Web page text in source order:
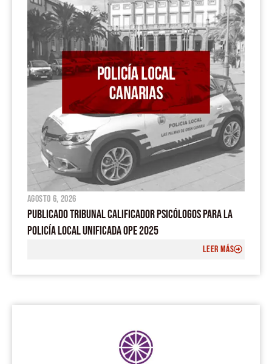
agosto 6, 2026
PUBLICADO TRIBUNAL CALIFICADOR PSICÓLOGOS PARA LA
POLICÍA LOCAL UNIFICADA OPE 2025
LEER MÁS